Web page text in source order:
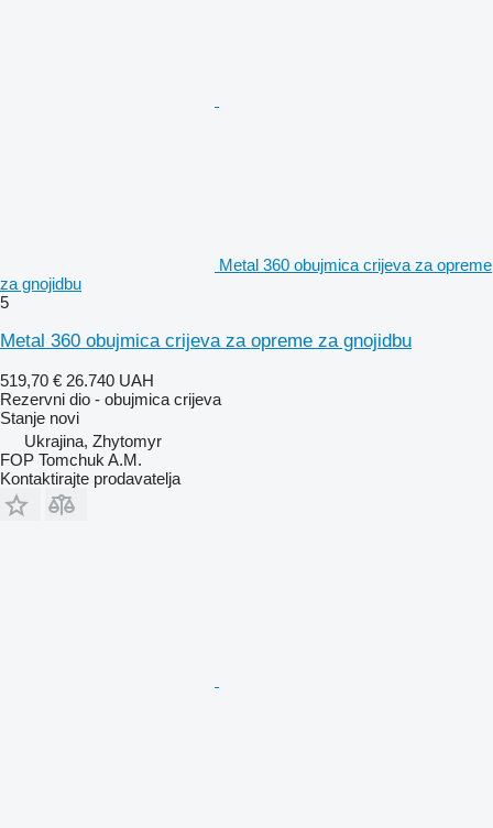
Metal 360 obujmica crijeva za opremе
za gnojidbu
5
Metal 360 obujmica crijeva za opreme za gnojidbu
519,70 € 26.740 UAH
Rezervni dio - obujmica crijeva
Stanje novi
Ukrajina, Zhytomyr
FOP Tomchuk A.M.
Kontaktirajte prodavatelja